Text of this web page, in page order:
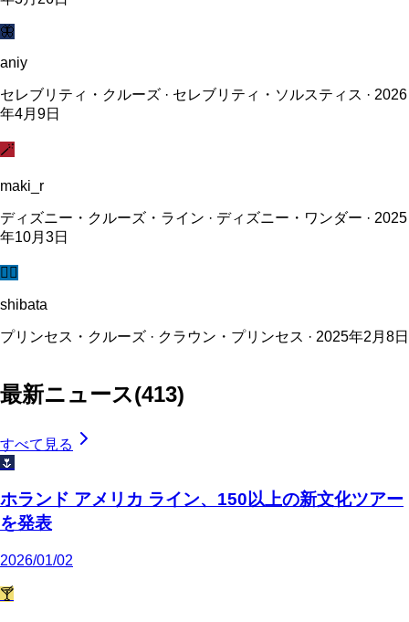
🦋
aniy
セレブリティ・クルーズ · セレブリティ・ソルスティス · 2026
年4月9日
🪄
maki_r
ディズニー・クルーズ・ライン · ディズニー・ワンダー · 2025
年10月3日
🧜‍♀️
shibata
プリンセス・クルーズ · クラウン・プリンセス · 2025年2月8日
最新ニュース(413)
すべて見る
🌷
ホランド アメリカ ライン、150以上の新文化ツアー
を発表
2026/01/02
🍸